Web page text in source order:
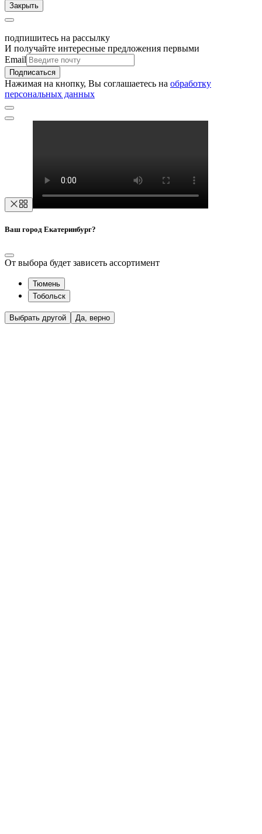
Закрыть
подпишитесь на рассылку
И получайте интересные предложения первыми
Email
Подписаться
Нажимая на кнопку, Вы соглашаетесь на обработку
персональных данных
Ваш город Екатеринбург?
От выбора будет зависеть ассортимент
Тюмень
Тобольск
Выбрать другой Да, верно